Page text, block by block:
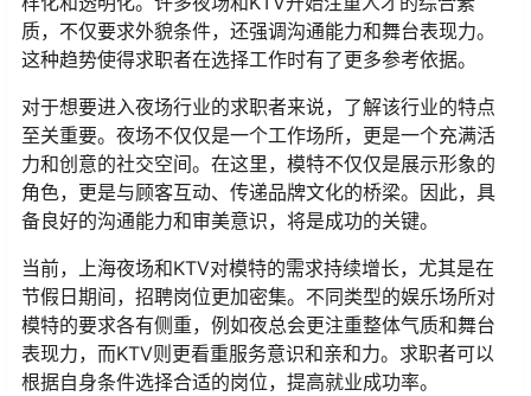
质，不仅要求外貌条件，还强调沟通能力和舞台表现力。
这种趋势使得求职者在选择工作时有了更多参考依据。
对于想要进入夜场行业的求职者来说，了解该行业的特点
至关重要。夜场不仅仅是一个工作场所，更是一个充满活
力和创意的社交空间。在这里，模特不仅仅是展示形象的
角色，更是与顾客互动、传递品牌文化的桥梁。因此，具
备良好的沟通能力和审美意识，将是成功的关键。
当前，上海夜场和KTV对模特的需求持续增长，尤其是在
节假日期间，招聘岗位更加密集。不同类型的娱乐场所对
模特的要求各有侧重，例如夜总会更注重整体气质和舞台
表现力，而KTV则更看重服务意识和亲和力。求职者可以
根据自身条件选择合适的岗位，提高就业成功率。